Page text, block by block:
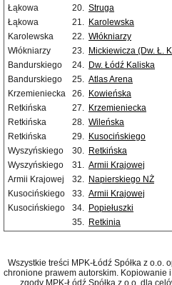
Łąkowa
20. Struga
Łąkowa
21. Karolewska
Karolewska
22. Włókniarzy
Włókniarzy
23. Mickiewicza (Dw. Ł.
Bandurskiego
24. Dw. Łódź Kaliska
Bandurskiego
25. Atlas Arena
Krzemieniecka
26. Kowieńska
Retkińska
27. Krzemieniecka
Retkińska
28. Wileńska
Retkińska
29. Kusocińskiego
Wyszyńskiego
30. Retkińska
Wyszyńskiego
31. Armii Krajowej
Armii Krajowej
32. Napierskiego NŻ
Kusocińskiego
33. Armii Krajowej
Kusocińskiego
34. Popiełuszki
35. Retkinia
Wszystkie treści MPK-Łódź Spółka z
chronione prawem autorskim. Kopiowanie
zgody MPK-Łódź Spółka z o.o. dla